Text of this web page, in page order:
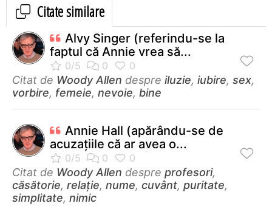
Citate similare
Alvy Singer (referindu-se la
faptul că Annie vrea să...
Citat de Woody Allen despre iluzie, iubire, sex,
vorbire, femeie, nevoie, bine
Annie Hall (apărându-se de
acuzaţiile că ar avea o...
Citat de Woody Allen despre profesori,
căsătorie, relație, nume, cuvânt, puritate,
simplitate, nimic